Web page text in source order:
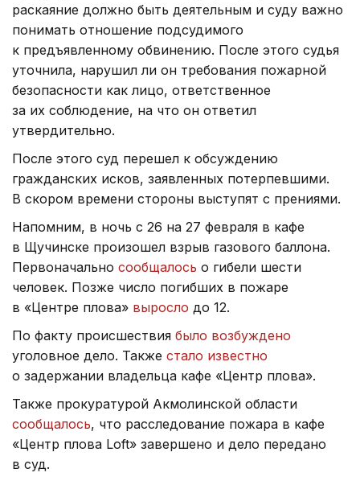
раскаяние должно быть деятельным и суду важно
понимать отношение подсудимого
к предъявленному обвинению. После этого судья
уточнила, нарушил ли он требования пожарной
безопасности как лицо, ответственное
за их соблюдение, на что он ответил
утвердительно.
После этого суд перешел к обсуждению
гражданских исков, заявленных потерпевшими.
В скором времени стороны выступят с прениями.
Напомним, в ночь с 26 на 27 февраля в кафе
в Щучинске произошел взрыв газового баллона.
Первоначально сообщалось о гибели шести
человек. Позже число погибших в пожаре
в «Центре плова» выросло до 12.
По факту происшествия было возбуждено
уголовное дело. Также стало известно
о задержании владельца кафе «Центр плова».
Также прокуратурой Акмолинской области
сообщалось, что расследование пожара в кафе
«Центр плова Loft» завершено и дело передано
в суд.